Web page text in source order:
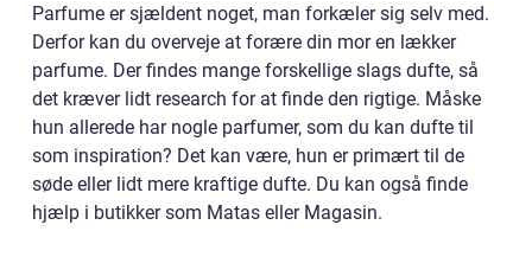
Parfume er sjældent noget, man forkæler sig selv med.
Derfor kan du overveje at forære din mor en lækker
parfume. Der findes mange forskellige slags dufte, så
det kræver lidt research for at finde den rigtige. Måske
hun allerede har nogle parfumer, som du kan dufte til
som inspiration? Det kan være, hun er primært til de
søde eller lidt mere kraftige dufte. Du kan også finde
hjælp i butikker som Matas eller Magasin.